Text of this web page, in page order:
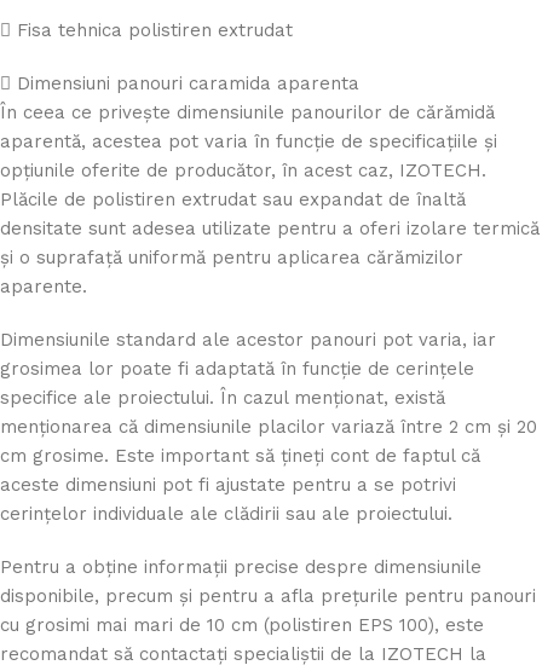
Fisa tehnica polistiren extrudat
Dimensiuni panouri caramida aparenta
În ceea ce privește dimensiunile panourilor de cărămidă
aparentă, acestea pot varia în funcție de specificațiile și
opțiunile oferite de producător, în acest caz, IZOTECH.
Plăcile de polistiren extrudat sau expandat de înaltă
densitate sunt adesea utilizate pentru a oferi izolare termică
și o suprafață uniformă pentru aplicarea cărămizilor
aparente.
Dimensiunile standard ale acestor panouri pot varia, iar
grosimea lor poate fi adaptată în funcție de cerințele
specifice ale proiectului. În cazul menționat, există
menționarea că dimensiunile placilor variază între 2 cm și 20
cm grosime. Este important să țineți cont de faptul că
aceste dimensiuni pot fi ajustate pentru a se potrivi
cerințelor individuale ale clădirii sau ale proiectului.
Pentru a obține informații precise despre dimensiunile
disponibile, precum și pentru a afla prețurile pentru panouri
cu grosimi mai mari de 10 cm (polistiren EPS 100), este
recomandat să contactați specialiștii de la IZOTECH la